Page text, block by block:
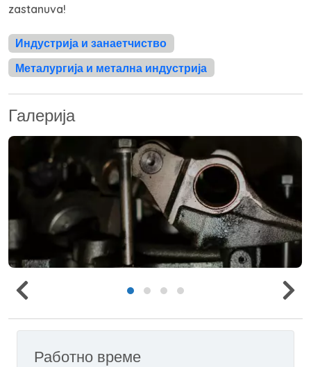
zastanuva!
Индустрија и занаетчиство
Металургија и метална индустрија
Галерија
Работно време